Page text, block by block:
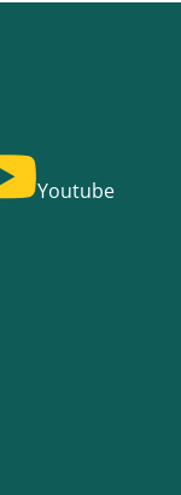
Youtube